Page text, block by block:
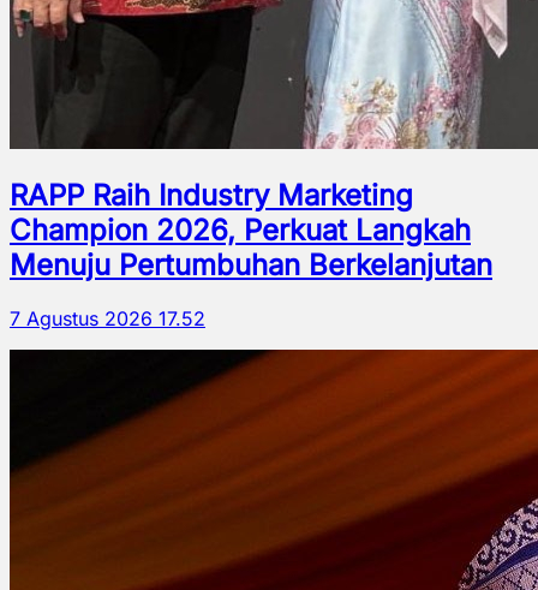
RAPP Raih Industry Marketing
Champion 2026, Perkuat Langkah
Menuju Pertumbuhan Berkelanjutan
7 Agustus 2026 17.52